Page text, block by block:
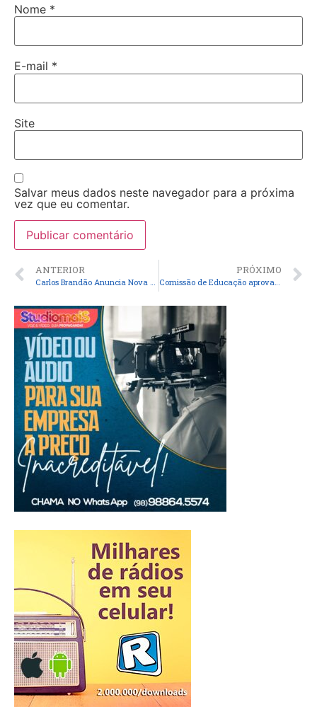
Nome *
E-mail *
Site
Salvar meus dados neste navegador para a próxima
vez que eu comentar.
ANTERIOR
Carlos Brandão Anuncia Nova Via de Acesso à Baixada Maranhense Ligando os Municípios de Anajatuba e São João Batista
PRÓXIMO
Comissão de Educação aprova projeto que proíbe uso de celular em escolas Fonte: Agência Câmara de Notícias